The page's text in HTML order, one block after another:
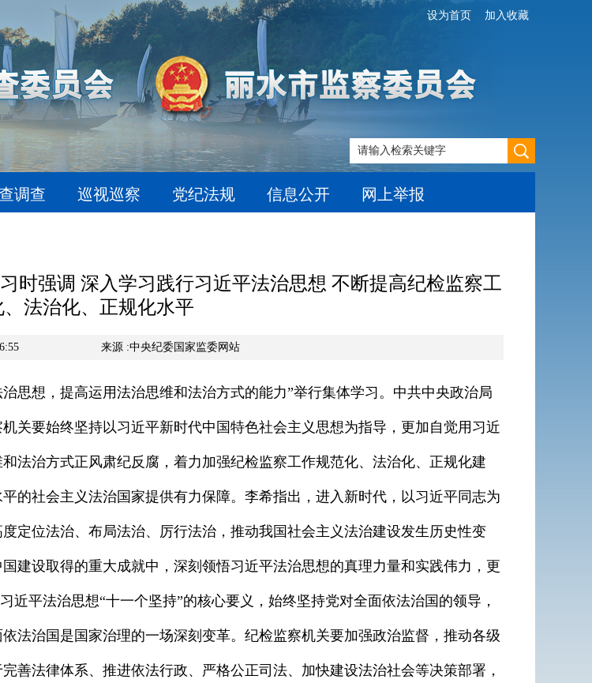
设为首页 加入收藏
调查 巡视巡察 党纪法规 信息公开 网上举报
时强调 深入学习践行习近平法治思想 不断提高纪检监察工
法治化、正规化水平
来源 :中央纪委国家监委网站
思想，提高运用法治思维和法治方式的能力”举行集体学习。中共中央政治局
关要始终坚持以习近平新时代中国特色社会主义思想为指导，更加自觉用习近
法治方式正风肃纪反腐，着力加强纪检监察工作规范化、法治化、正规化建
的社会主义法治国家提供有力保障。李希指出，进入新时代，以习近平同志为
定位法治、布局法治、厉行法治，推动我国社会主义法治建设发生历史性变
建设取得的重大成就中，深刻领悟习近平法治思想的真理力量和实践伟力，更
近平法治思想“十一个坚持”的核心要义，始终坚持党对全面依法治国的领导，
法治国是国家治理的一场深刻变革。纪检监察机关要加强政治监督，推动各级
善法律体系、推进依法行政、严格公正司法、加快建设法治社会等决策部署，